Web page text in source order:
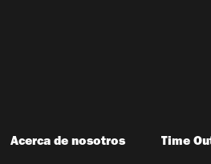
Acerca de nosotros Time